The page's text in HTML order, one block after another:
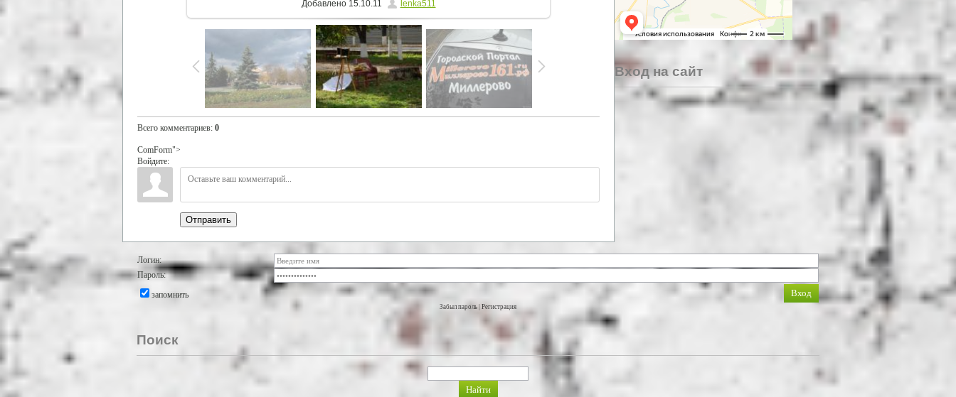
Добавлено15.10.11 lenka511
Всего комментариев: 0
ComForm">
Войдите:
Отправить
Вход на сайт
Логин:
Пароль:
запомнить
Забыл пароль Регистрация
Поиск